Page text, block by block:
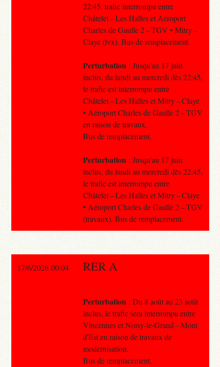
22:45, trafic interrompu entre
Châtelet – Les Halles et Aéroport
Charles de Gaulle 2 – TGV • Mitry –
Claye (tvx). Bus de remplacement.
Perturbation : Jusqu'au 17 juin
inclus, du lundi au mercredi dès 22:45,
le trafic est interrompu entre
Châtelet – Les Halles et Mitry – Claye
• Aéroport Charles de Gaulle 2 – TGV
en raison de travaux.
Bus de remplacement.
Perturbation : Jusqu'au 17 juin
inclus, du lundi au mercredi dès 22:45,
le trafic est interrompu entre
Châtelet – Les Halles et Mitry – Claye
• Aéroport Charles de Gaulle 2 – TGV
(travaux). Bus de remplacement.
17/6/2026 00:04 RER A
Perturbation : Du 8 août au 23 août
inclus, le trafic sera interrompu entre
Vincennes et Noisy-le-Grand – Mont
d'Est en raison de travaux de
modernisation.
Bus de remplacement.